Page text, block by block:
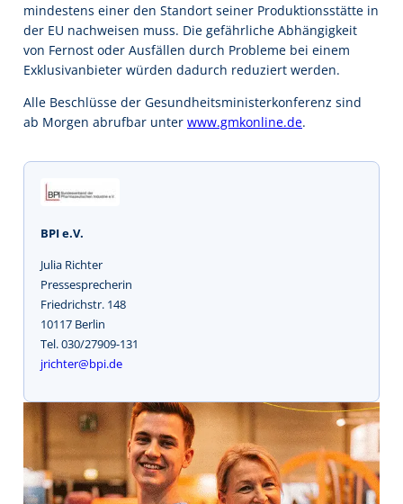
mindestens einer den Standort seiner Produktionsstätte in
der EU nachweisen muss. Die gefährliche Abhängigkeit
von Fernost oder Ausfällen durch Probleme bei einem
Exklusivanbieter würden dadurch reduziert werden.
Alle Beschlüsse der Gesundheitsministerkonferenz sind
ab Morgen abrufbar unter www.gmkonline.de.
BPI e.V.
Julia Richter
Pressesprecherin
Friedrichstr. 148
10117 Berlin
Tel. 030/27909-131
jrichter@bpi.de